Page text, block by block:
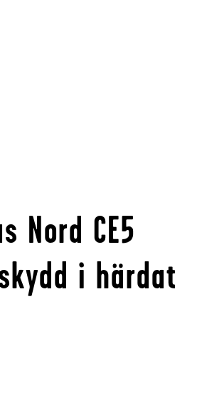
Nord CE5
i härdat